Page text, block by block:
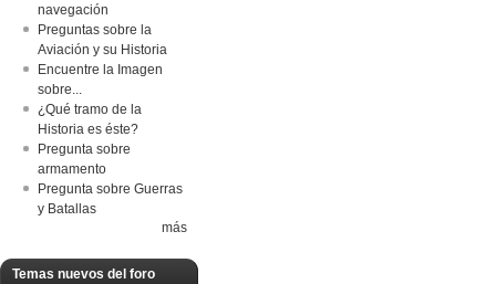
navegación
Preguntas sobre la
Aviación y su Historia
Encuentre la Imagen
sobre...
¿Qué tramo de la
Historia es éste?
Pregunta sobre
armamento
Pregunta sobre Guerras
y Batallas
más
Temas nuevos del foro